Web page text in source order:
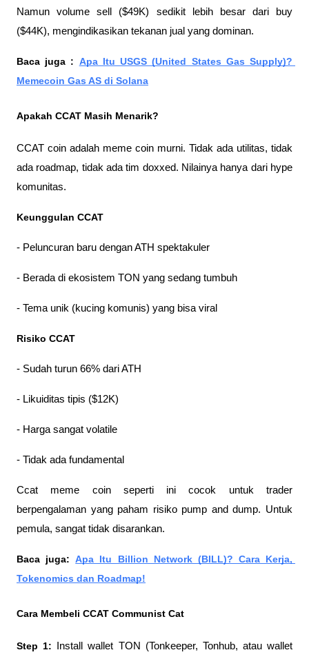
Namun volume sell ($49K) sedikit lebih besar dari buy
($44K), mengindikasikan tekanan jual yang dominan.
Baca juga : Apa Itu USGS (United States Gas Supply)?
Memecoin Gas AS di Solana
Apakah CCAT Masih Menarik?
CCAT coin adalah meme coin murni. Tidak ada utilitas, tidak
ada roadmap, tidak ada tim doxxed. Nilainya hanya dari hype
komunitas.
Keunggulan CCAT
- Peluncuran baru dengan ATH spektakuler
- Berada di ekosistem TON yang sedang tumbuh
- Tema unik (kucing komunis) yang bisa viral
Risiko CCAT
- Sudah turun 66% dari ATH
- Likuiditas tipis ($12K)
- Harga sangat volatile
- Tidak ada fundamental
Ccat meme coin seperti ini cocok untuk trader
berpengalaman yang paham risiko pump and dump. Untuk
pemula, sangat tidak disarankan.
Baca juga: Apa Itu Billion Network (BILL)? Cara Kerja,
Tokenomics dan Roadmap!
Cara Membeli CCAT Communist Cat
Step 1: Install wallet TON (Tonkeeper, Tonhub, atau wallet